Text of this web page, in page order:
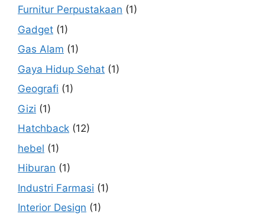
Furnitur Perpustakaan (1)
Gadget (1)
Gas Alam (1)
Gaya Hidup Sehat (1)
Geografi (1)
Gizi (1)
Hatchback (12)
hebel (1)
Hiburan (1)
Industri Farmasi (1)
Interior Design (1)